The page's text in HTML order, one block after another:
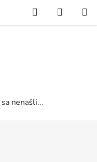
Hľadať
KOŠÍK
sa nenašli...